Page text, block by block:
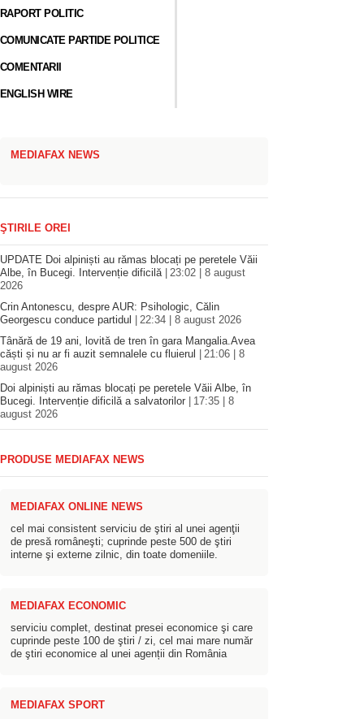
RAPORT POLITIC
COMUNICATE PARTIDE POLITICE
COMENTARII
ENGLISH WIRE
MEDIAFAX NEWS
ŞTIRILE OREI
UPDATE Doi alpiniști au rămas blocați pe peretele Văii
Albe, în Bucegi. Intervenție dificilă 23:02 | 8 august
2026
Crin Antonescu, despre AUR: Psihologic, Călin
Georgescu conduce partidul
22:34 | 8 august 2026
Tânără de 19 ani, lovită de tren în gara Mangalia.Avea
căști și nu ar fi auzit semnalele cu fluierul
21:06 | 8
august 2026
Doi alpiniști au rămas blocați pe peretele Văii Albe, în
Bucegi. Intervenție dificilă a salvatorilor
17:35 | 8
august 2026
PRODUSE MEDIAFAX NEWS
MEDIAFAX ONLINE NEWS
cel mai consistent serviciu de ştiri al unei agenţii
de presă româneşti; cuprinde peste 500 de ştiri
interne şi externe zilnic, din toate domeniile.
MEDIAFAX ECONOMIC
serviciu complet, destinat presei economice şi care
cuprinde peste 100 de ştiri / zi, cel mai mare număr
de ştiri economice al unei agenții din România
MEDIAFAX SPORT